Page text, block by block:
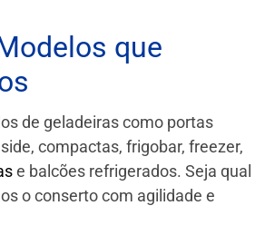
que
de geladeiras como portas
compactas, frigobar, freezer,
e balcões refrigerados. Seja qual
o conserto com agilidade e